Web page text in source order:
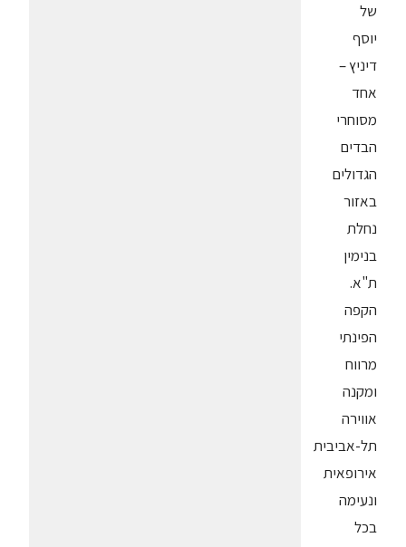
של
יוסף
דיניץ –
אחד
מסוחרי
הבדים
הגדולים
באזור
נחלת
בנימין
ת"א.
הקפה
הפינתי
מרווח
ומקנה
אווירה
תל-אביבית
אירופאית
ונעימה
בכל